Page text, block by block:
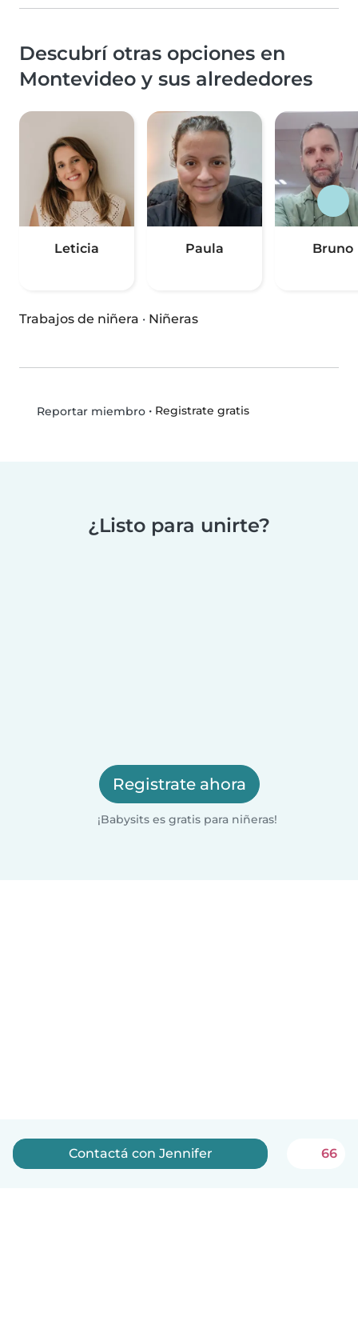
Descubrí otras opciones en
Montevideo y sus alrededores
Leticia Paula Bruno
Trabajos de niñera · Niñeras
Reportar miembro• Registrate gratis
¿Listo para unirte?
Registrate ahora
¡Babysits es gratis para niñeras!
Contactá con Jennifer 66